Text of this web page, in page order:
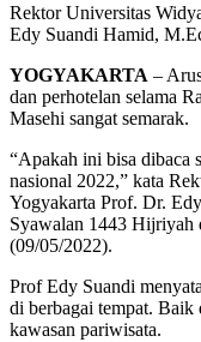
Rektor Universitas
Edy Suandi Hamid,
YOGYAKARTA –
dan perhotelan selama
Masehi sangat semarak.
“Apakah ini bisa dibaca
nasional 2022,” kata
Yogyakarta Prof. Dr.
Syawalan 1443 Hijriyah
(09/05/2022).
Prof Edy Suandi
di berbagai tempat. Baik
kawasan pariwisata.